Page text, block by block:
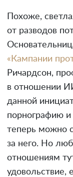
Похоже,
от разводов
«Кампании
Ричардсон,
в отношении
данной
порнографию
теперь можно
за него. Но
отношениям
удовольствие,